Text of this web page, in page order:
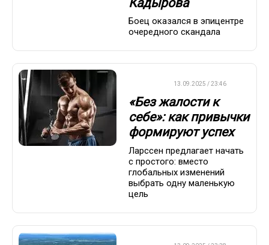
Боец оказался в эпицентре
очередного скандала
13.09.2025 / 23:46
«Без жалости к
себе»: как привычки
формируют успех
Ларссен предлагает начать
с простого: вместо
глобальных изменений
выбрать одну маленькую
цель